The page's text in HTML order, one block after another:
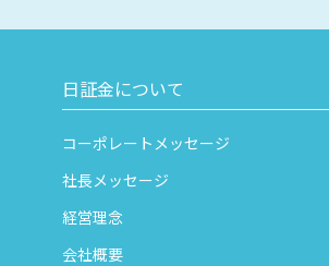
日証金について
コーポレートメッセージ
社長メッセージ
経営理念
会社概要